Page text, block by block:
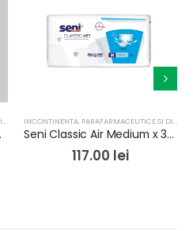
PARAFARMACEUTICE SI DISPOZITIVE MEDICALE PRODUSE PENTRU INGRIJIRE
INCONTINENTA, PARAFARMACEUTICE SI DISPOZITIVE MEDICALE
Seni Classic Air Medium x 30buc
117.00 lei